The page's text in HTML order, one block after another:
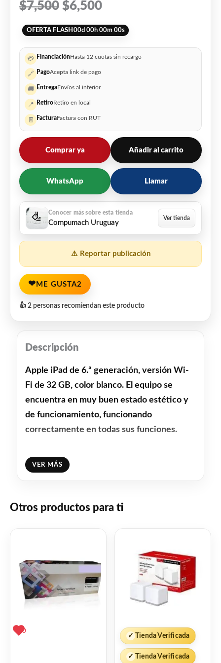
$7,500 $6,500
OFERTA FLASH 00d 00h 00m 00s
💳 FinanciaciónHasta 12 cuotas sin recargo
🔗 PagoAcepta link de pago
🚚 EntregaEnvíos al interior
📍 RetiroRetiro en local
🧾 FacturaFactura con RUT
Comprar ya Añadir al carrito
WhatsApp Llamar
Compumach Uruguay
⚠️ Reportar publicación
❤ ME GUSTA2
👍 2 personas recomiendan este producto
Descripción
Apple iPad de 6.ª generación, versión Wi-
Fi de 32 GB, color blanco. El equipo se
encuentra en muy buen estado estético y
de funcionamiento, funcionando
correctamente en todas sus funciones.
Ideal para estudiar, trabajar, tomar clases
online, navegar por Internet, ver películas y
videollamadas o disfrutar de una gran
Marca: Apple
Modelo: iPad 6.ª Generación
Color: Blanco
Pantalla Retina de 9,7″
Procesador Apple A10 Fusion
VER MÁS
Otros productos para ti
0
✓ Tienda Verificada
✓ Tienda Verificada